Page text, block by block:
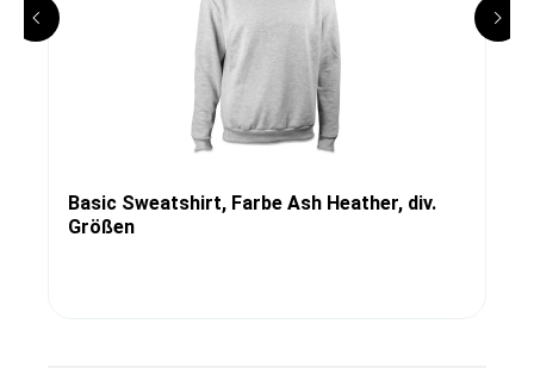
Basic Sweatshirt, Farbe Ash Heather, div.
Größen